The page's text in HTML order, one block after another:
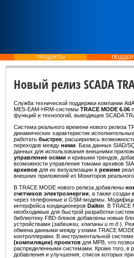
ПРОДУКТЫ
Новый релиз SCADA
Служба технической поддержки компании
MES-EAM-HRM-системы TRACE MODE 6.06
функций и технологий, выводящее SCADA
Система реального времени нового релиза
динамических характеристик
работать быстрее , расширились
переходов между ними . База данных SIAD/
данных для использования внешними
управление осями и кривыми трендов,
возможности управления томами архивов
архивов для их визуализации в режиме
внешних приложений из Мониторов
В TRACE MODE нового релиза добавлены
счетчиков электроэнергии , а также создан
через телефонные и GSM-модемы.
интерфейса кондиционеров Daikin . В
необходимые для быстрой разработки
библиотеку FBD-блоков добавлены новые
устройствами (задвижки, клапаны и т.д .).
обмена данными между узлами TRACE
контроллерами. В инструментальной
(компиляции) проектов для МРВ, что
распределенными системами. Кроме того, в
добавления и улучшения, список которых